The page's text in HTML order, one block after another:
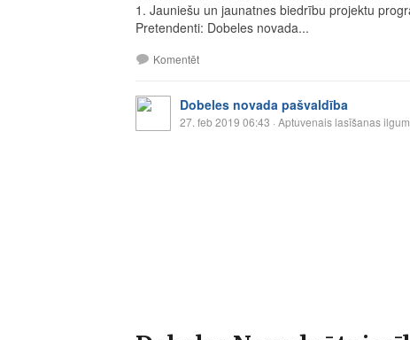
1. Jauniešu un jaunatnes biedrību projektu
Pretendenti: Dobeles novada...
Komentēt
Dobeles novada pašvaldība
27. feb 2019 06:43 · Aptuvenais lasīšanas